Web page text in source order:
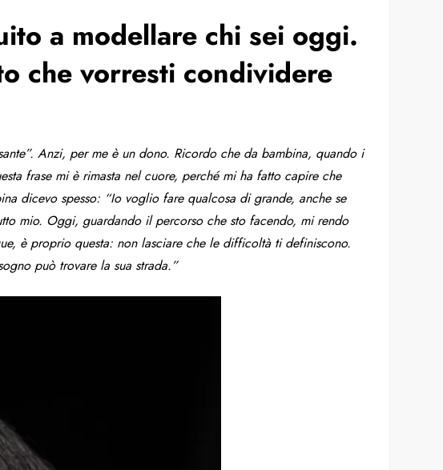
a modellare chi sei oggi.
che vorresti condividere
Anzi, per me è un dono. Ricordo che da bambina, quando i
frase mi è rimasta nel cuore, perché mi ha fatto capire che
dicevo spesso: “Io voglio fare qualcosa di grande, anche se
mio. Oggi, guardando il percorso che sto facendo, mi rendo
è proprio questa: non lasciare che le difficoltà ti definiscono.
può trovare la sua strada.”